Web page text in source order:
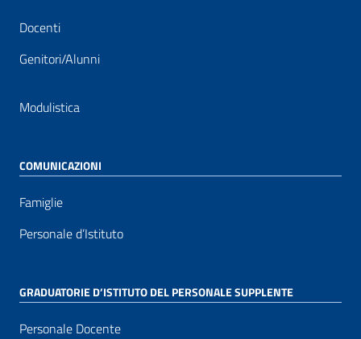
Docenti
Genitori/Alunni
Modulistica
COMUNICAZIONI
Famiglie
Personale d’Istituto
GRADUATORIE D’ISTITUTO DEL PERSONALE SUPPLENTE
Personale Docente